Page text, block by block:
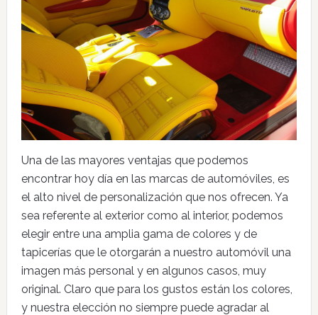
Una de las mayores ventajas que podemos
encontrar hoy día en las marcas de automóviles, es
el alto nivel de personalización que nos ofrecen. Ya
sea referente al exterior como al interior, podemos
elegir entre una amplia gama de colores y de
tapicerías que le otorgarán a nuestro automóvil una
imagen más personal y en algunos casos, muy
original. Claro que para los gustos están los colores,
y nuestra elección no siempre puede agradar al